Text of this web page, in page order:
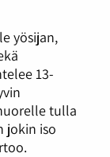
yösijan,
13-
tulla
jokin iso